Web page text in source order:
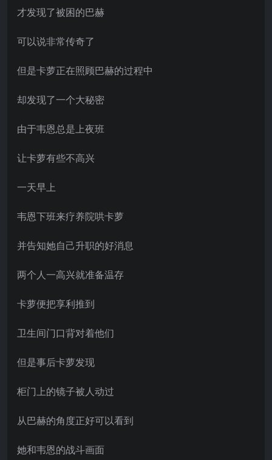
才发现了被困的巴赫
可以说非常传奇了
但是卡萝正在照顾巴赫的过程中
却发现了一个大秘密
由于韦恩总是上夜班
让卡萝有些不高兴
一天早上
韦恩下班来疗养院哄卡萝
并告知她自己升职的好消息
两个人一高兴就准备温存
卡萝便把享利推到
卫生间门口背对着他们
但是事后卡萝发现
柜门上的镜子被人动过
从巴赫的角度正好可以看到
她和韦恩的战斗画面